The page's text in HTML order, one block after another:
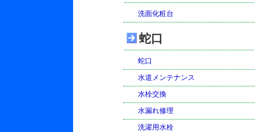
洗面化粧台
蛇口
蛇口
水道メンテナンス
水栓交換
水漏れ修理
洗濯用水栓